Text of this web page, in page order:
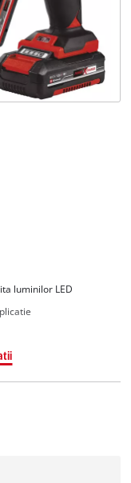
luminilor LED